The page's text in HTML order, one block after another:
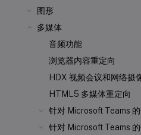
图形
多媒体
音频功能
浏览器内容重定向
HDX 视频会议和网络摄
HTML5 多媒体重定向
针对 Microsoft Teams 的
针对 Microsoft Teams 的